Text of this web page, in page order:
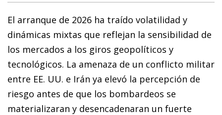
El arranque de 2026 ha traído volatilidad y
dinámicas mixtas que reflejan la sensibilidad de
los mercados a los giros geopolíticos y
tecnológicos. La amenaza de un conflicto militar
entre EE. UU. e Irán ya elevó la percepción de
riesgo antes de que los bombardeos se
materializaran y desencadenaran un fuerte